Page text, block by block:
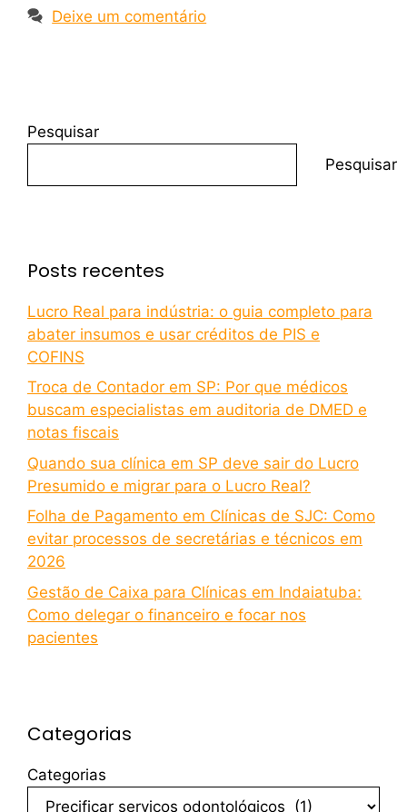
Deixe um comentário
Pesquisar
Pesquisar
Posts recentes
Lucro Real para indústria: o guia completo para
abater insumos e usar créditos de PIS e
COFINS
Troca de Contador em SP: Por que médicos
buscam especialistas em auditoria de DMED e
notas fiscais
Quando sua clínica em SP deve sair do Lucro
Presumido e migrar para o Lucro Real?
Folha de Pagamento em Clínicas de SJC: Como
evitar processos de secretárias e técnicos em
2026
Gestão de Caixa para Clínicas em Indaiatuba:
Como delegar o financeiro e focar nos
pacientes
Categorias
Categorias